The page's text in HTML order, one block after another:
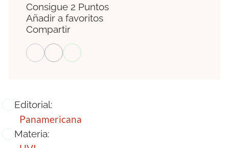
Editorial:
Panamericana
Materia:
Consigue 2 Puntos
Añadir a favoritos
Compartir